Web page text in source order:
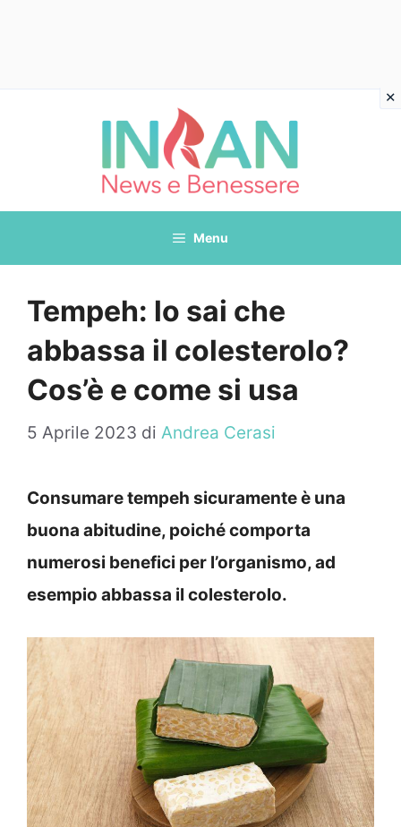
Menu
Tempeh: lo sai che
abbassa il colesterolo?
Cos’è e come si usa
5 Aprile 2023 di Andrea Cerasi
Consumare tempeh sicuramente è una
buona abitudine, poiché comporta
numerosi benefici per l’organismo, ad
esempio abbassa il colesterolo.